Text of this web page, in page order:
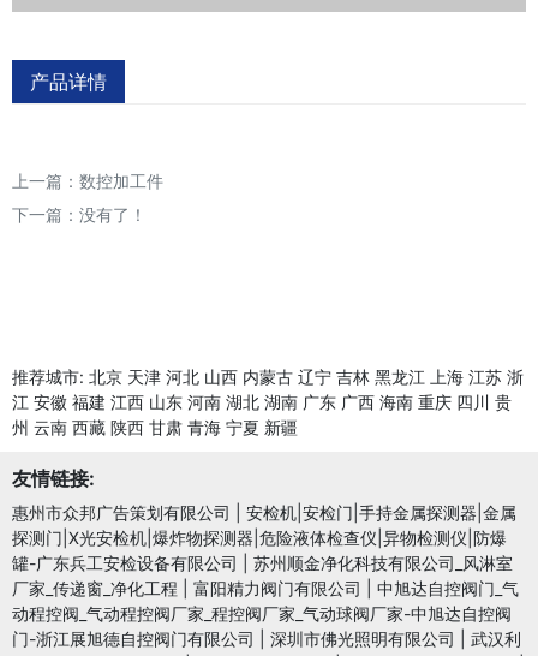
产品详情
上一篇： 数控加工件
下一篇：没有了！
推荐城市: 北京 天津 河北 山西 内蒙古 辽宁 吉林 黑龙江 上海 江苏 浙
江 安徽 福建 江西 山东 河南 湖北 湖南 广东 广西 海南 重庆 四川 贵
州 云南 西藏 陕西 甘肃 青海 宁夏 新疆
友情链接:
惠州市众邦广告策划有限公司
安检机|安检门|手持金属探测器|金属
探测门|X光安检机|爆炸物探测器|危险液体检查仪|异物检测仪|防爆
罐-广东兵工安检设备有限公司
苏州顺金净化科技有限公司_风淋室
厂家_传递窗_净化工程
富阳精力阀门有限公司
中旭达自控阀门_气
动程控阀_气动程控阀厂家_程控阀厂家_气动球阀厂家-中旭达自控阀
门-浙江展旭德自控阀门有限公司
深圳市佛光照明有限公司
武汉利